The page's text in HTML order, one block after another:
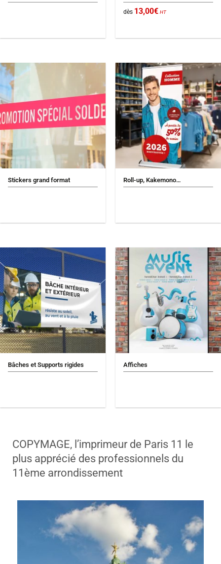
dès 13,00€ HT
Stickers grand format Roll-up, Kakemono…
Bâches et Supports rigides Affiches
COPYMAGE, l’imprimeur de Paris 11 le
plus apprécié des professionnels du
11ème arrondissement